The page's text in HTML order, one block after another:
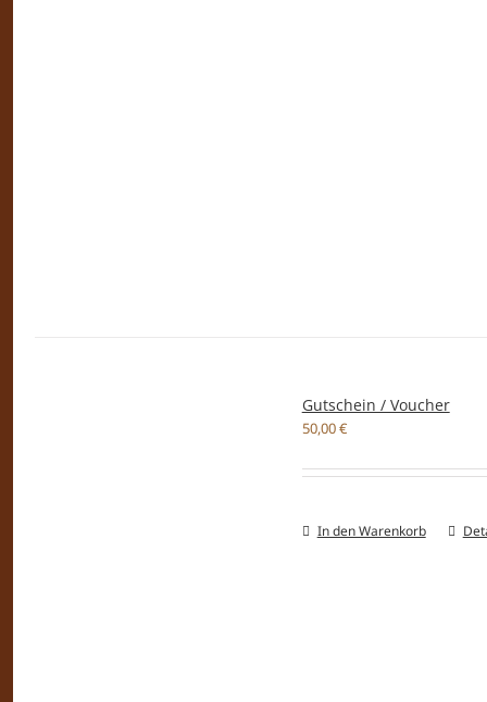
Gutschein / Voucher
50,00€
In den Warenkorb